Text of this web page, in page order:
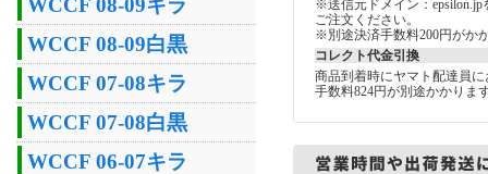
WCCF 08-09キラ
WCCF 08-09白黒
WCCF 07-08キラ
WCCF 07-08白黒
WCCF 06-07キラ
※送信元ドメイン：
ご注文ください。
※別途決済手数料200円がか
コレクト代金引換
商品到着時にヤマト配達員
手数料824円が別途かかりま